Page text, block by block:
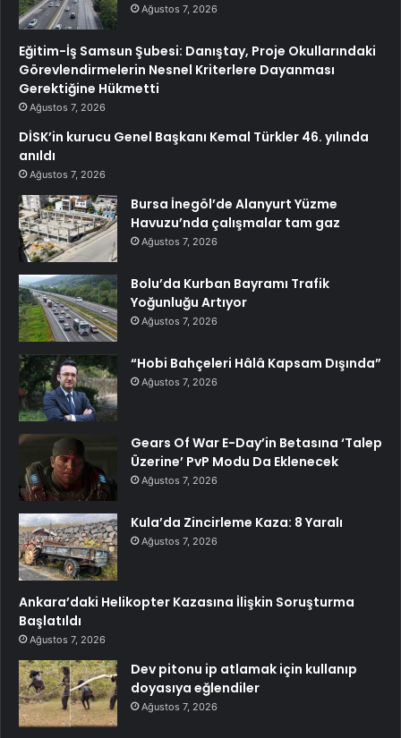
Ağustos 7, 2026
Eğitim-İş Samsun Şubesi: Danıştay, Proje Okullarındaki
Görevlendirmelerin Nesnel Kriterlere Dayanması
Gerektiğine Hükmetti
Ağustos 7, 2026
DİSK’in kurucu Genel Başkanı Kemal Türkler 46. yılında
anıldı
Ağustos 7, 2026
Bursa İnegöl’de Alanyurt Yüzme
Havuzu’nda çalışmalar tam gaz
Ağustos 7, 2026
Bolu’da Kurban Bayramı Trafik
Yoğunluğu Artıyor
Ağustos 7, 2026
“Hobi Bahçeleri Hâlâ Kapsam Dışında”
Ağustos 7, 2026
Gears Of War E-Day’in Betasına ‘Talep
Üzerine’ PvP Modu Da Eklenecek
Ağustos 7, 2026
Kula’da Zincirleme Kaza: 8 Yaralı
Ağustos 7, 2026
Ankara’daki Helikopter Kazasına İlişkin Soruşturma
Başlatıldı
Ağustos 7, 2026
Dev pitonu ip atlamak için kullanıp
doyasıya eğlendiler
Ağustos 7, 2026